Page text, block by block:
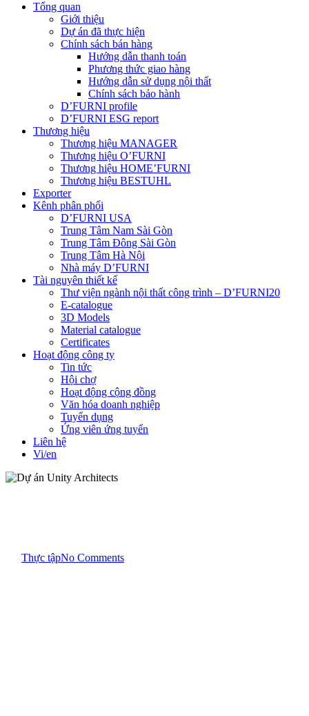
Tổng quan
Giới thiệu
Dự án đã thực hiện
Chính sách bán hàng
Hướng dẫn thanh toán
Phương thức giao hàng
Hướng dẫn sử dụng nội thất
Chính sách bảo hành
D’FURNI profile
D’FURNI ESG report
Thương hiệu
Thương hiệu MANAGER
Thương hiệu O’FURNI
Thương hiệu HOME’FURNI
Thương hiệu BESTUHL
Exporter
Kênh phân phối
D’FURNI USA
Trung Tâm Nam Sài Gòn
Trung Tâm Đông Sài Gòn
Trung Tâm Hà Nội
Nhà máy D’FURNI
Tài nguyên thiết kế
Thư viện ngành nội thất công trình – D’FURNI20
E-catalogue
3D Models
Material catalogue
Certificates
Hoạt động công ty
Tin tức
Hội chợ
Hoạt động cộng đồng
Văn hóa doanh nghiệp
Tuyển dụng
Ứng viên ứng tuyển
Liên hệ
Vi/en
Thực tậpNo Comments